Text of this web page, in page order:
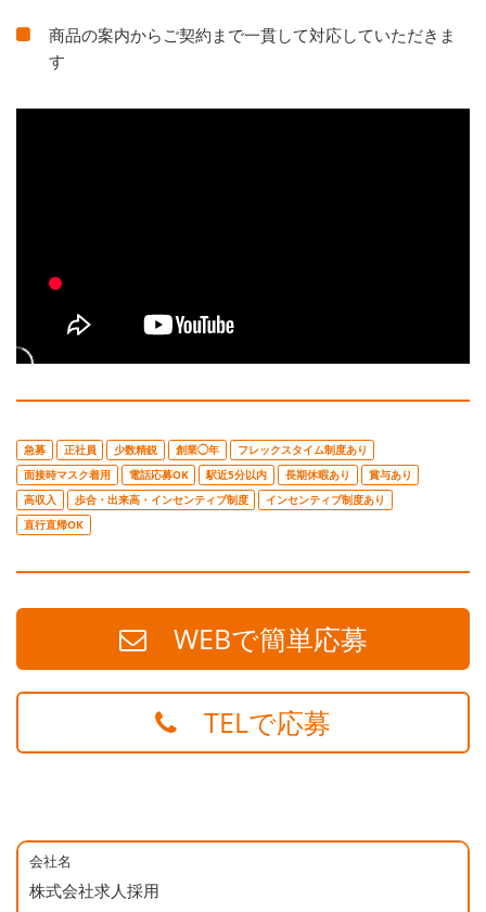
商品の案内からご契約まで一貫して対応していただきま
す
急募 正社員 少数精鋭 創業◯年
フレックスタイム制度あり
面接時マスク着用
電話応募OK 駅近5分以内 長期休暇あり
賞与あり
高収入
歩合・出来高・インセンティブ制度
インセンティブ制度あり
直行直帰OK
WEBで簡単応募
TELで応募
会社名
株式会社求人採用